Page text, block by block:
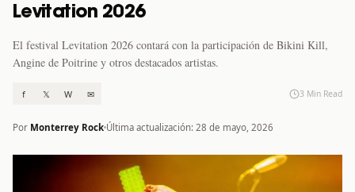
Levitation 2026
El festival Levitation 2026 contará con la participación de Bikini Kill,
Angine de Poitrine y otros destacados artistas.
f 𝕏 W ✉ 3 Min Read
Por Monterrey Rock Última actualización: 28 de mayo, 2026